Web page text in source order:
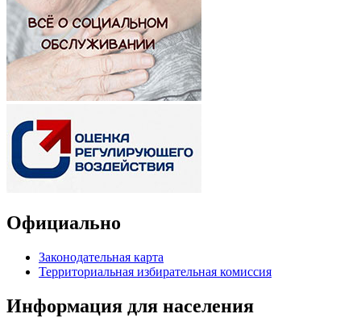
Официально
Законодательная карта
Территориальная избирательная комиссия
Информация для населения